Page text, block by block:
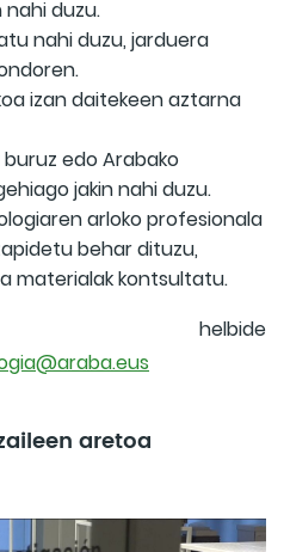
duzu.
nahi duzu, jarduera
izan daitekeen aztarna
edo Arabako
jakin nahi duzu.
arloko profesionala
behar dituzu,
materialak kontsultatu.
aretoa